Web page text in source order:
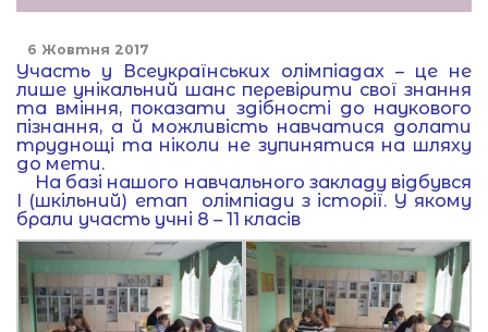
6 Жовтня 2017
Участь у Всеукраїнських олімпіадах – це не
лише унікальний шанс перевірити свої знання
та вміння, показати здібності до наукового
пізнання, а й можливість навчатися долати
труднощі та ніколи не зупинятися на шляху
до мети.
На базі нашого навчального закладу відбувся
І (шкільний) етап олімпіади з історії. У якому
брали участь учні 8 – 11 класів